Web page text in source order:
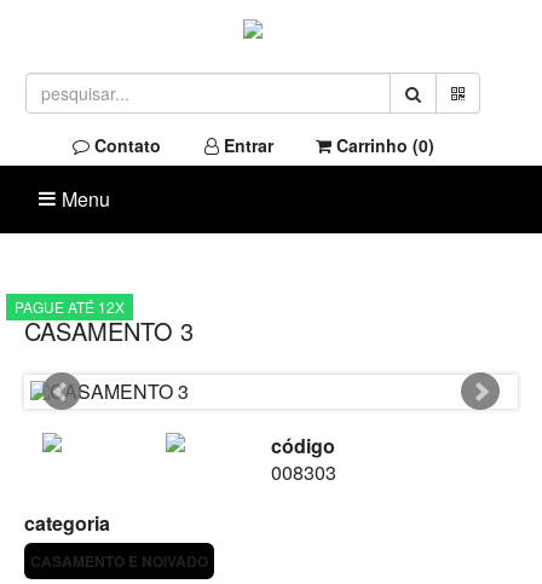
Contato Entrar Carrinho (0)
Menu
CASAMENTO 3
PAGUE ATÉ 12X
código
008303
categoria
CASAMENTO E NOIVADO